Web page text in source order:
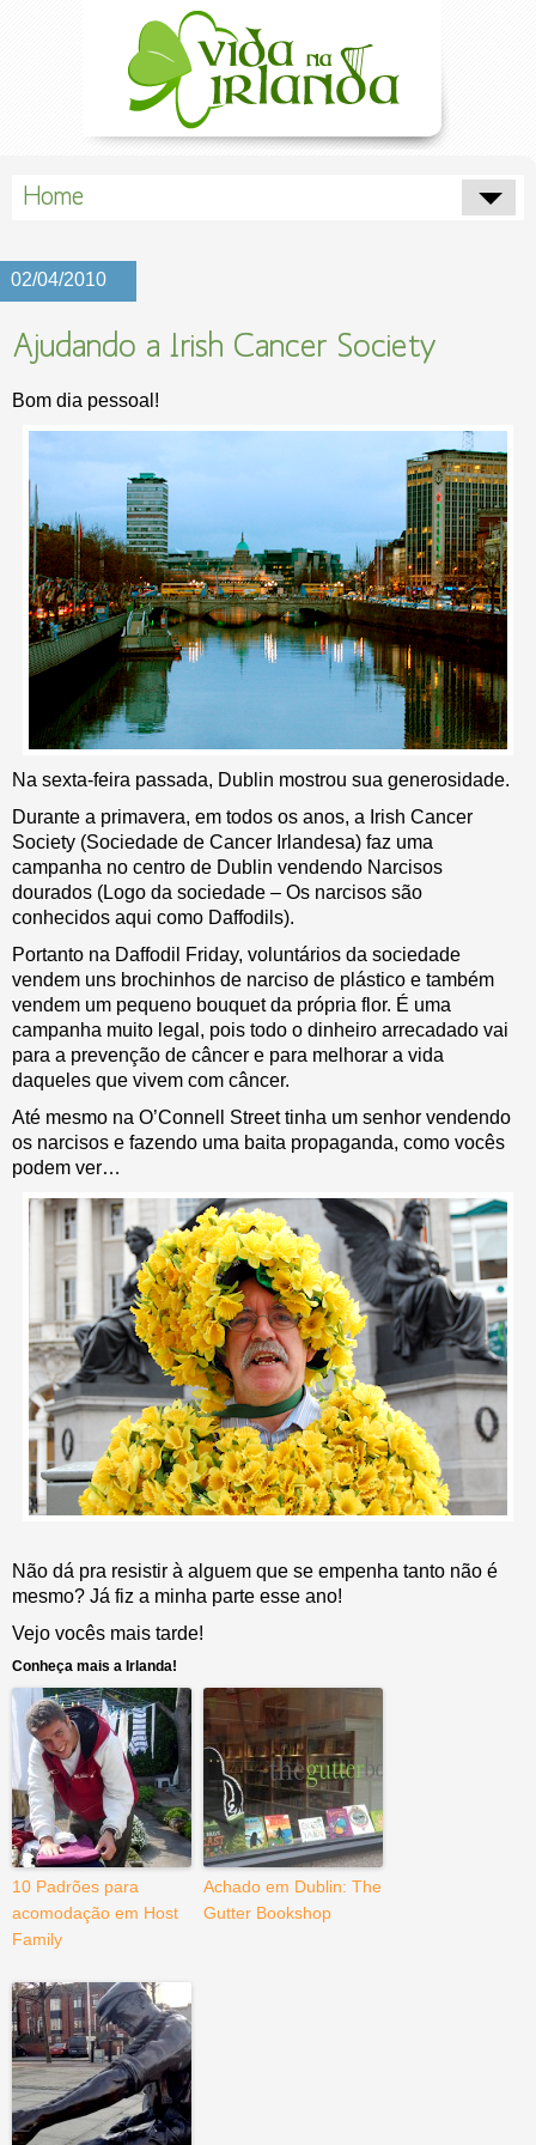
Home
02/04/2010
Ajudando a Irish Cancer Society
Bom dia pessoal!
Na sexta-feira passada, Dublin mostrou sua generosidade.
Durante a primavera, em todos os anos, a Irish Cancer
Society (Sociedade de Cancer Irlandesa) faz uma
campanha no centro de Dublin vendendo Narcisos
dourados (Logo da sociedade – Os narcisos são
conhecidos aqui como Daffodils).
Portanto na Daffodil Friday, voluntários da sociedade
vendem uns brochinhos de narciso de plástico e também
vendem um pequeno bouquet da própria flor. É uma
campanha muito legal, pois todo o dinheiro arrecadado vai
para a prevenção de câncer e para melhorar a vida
daqueles que vivem com câncer.
Até mesmo na O’Connell Street tinha um senhor vendendo
os narcisos e fazendo uma baita propaganda, como vocês
podem ver…
Não dá pra resistir à alguem que se empenha tanto não é
mesmo? Já fiz a minha parte esse ano!
Vejo vocês mais tarde!
Conheça mais a Irlanda!
10 Padrões para
acomodação em Host
Family
Achado em Dublin: The
Gutter Bookshop